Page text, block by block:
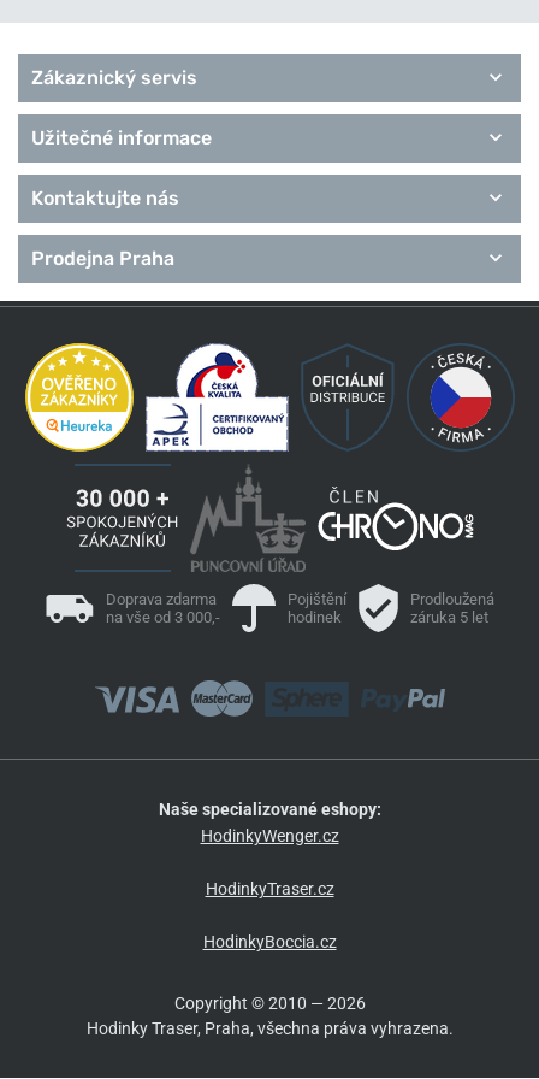
Zákaznický servis
Užitečné informace
Kontaktujte nás
Prodejna Praha
Doprava zdarma
na vše od 3 000,-
Pojištění
hodinek
Prodloužená
záruka 5 let
Naše specializované eshopy:
HodinkyWenger.cz
HodinkyTraser.cz
HodinkyBoccia.cz
Copyright © 2010 — 2026
Hodinky Traser, Praha, všechna práva vyhrazena.